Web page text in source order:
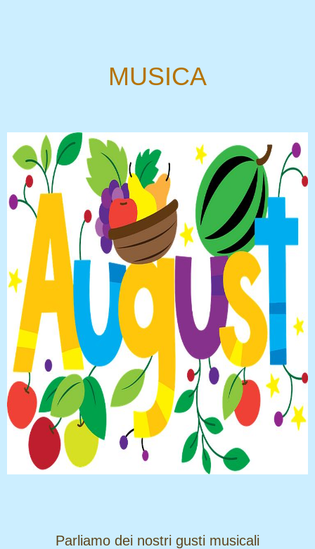
MUSICA
​​​​​​​Parliamo dei nostri gusti musicali